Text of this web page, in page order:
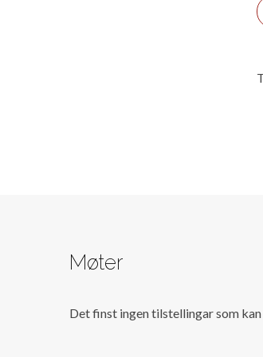
Møter
Det finst ingen tilstellingar som